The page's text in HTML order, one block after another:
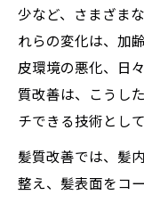
少など、さまざま
れらの変化は、加
皮環境の悪化、日
質改善は、こうし
チできる技術とし
髪質改善では、髪
整え、髪表面をコ